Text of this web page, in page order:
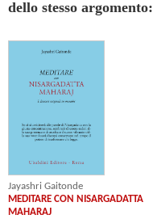
dello stesso argomento:
Jayashri Gaitonde
MEDITARE CON NISARGADATTA
MAHARAJ